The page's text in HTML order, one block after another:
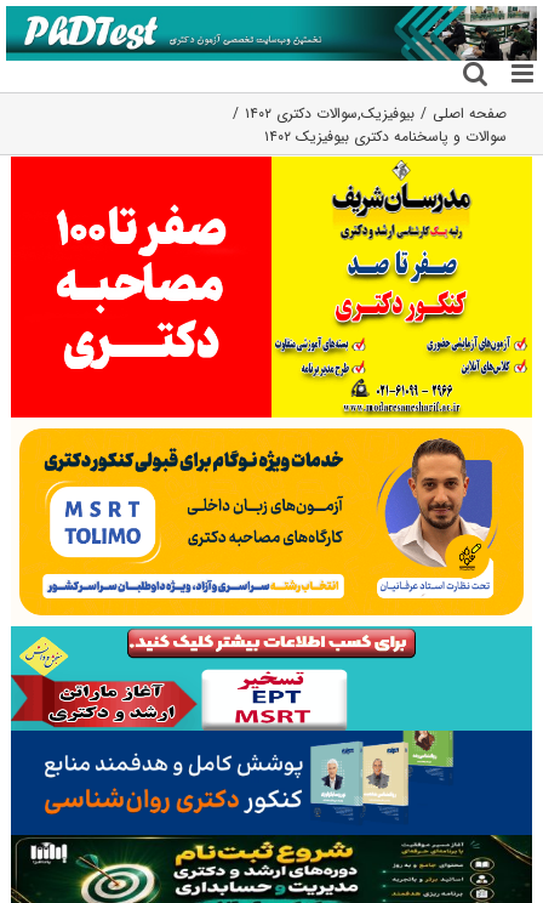
رفتن
به
محتوا
صفحه اصلی بیوفیزیک,سوالات دکتری ۱۴۰۲
سوالات و پاسخنامه دکتری بیوفیزیک ۱۴۰۲